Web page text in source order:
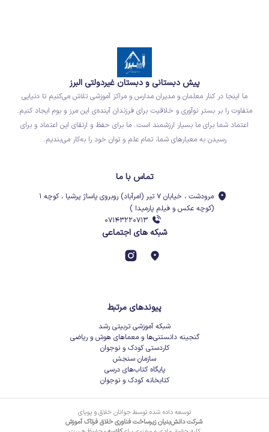
پیش دبستانی و دبستان غیردولتی البرز
ما اینجا در کنار معلمان و مدیران مدارس و مراکز آموزشی تلاش می‌کنیم تا دنیایی
متفاوت را بر بستر نوآوری و خلاقیت برای فرزندان آینده‌ی این مرز و بوم ایجاد کنیم.
اعتماد شما برای ما بسیار ارزشمند است. ما برای حفظ و ارتقای این اعتماد و برای
رسیدن به معیارهای شما، تمام علم و توان خود را به‌کار می‌بندیم.
تماس با ما
مرودشت ، خیابان ۷ تیر (امرآباد) روبروی پاساژ پرشیا ، کوچه ۱
(کوچه عکس و فیلم پارمیدا )
۰۷۱۴۳۲۲۰۷۱۳
شبکه های اجتماعی
پیوندهای مرتبط
شبکه آموزشی تربیتی رشد
گنجینه دانستنی‌ها و معماهای هوش و ریاضی
کاردستی کودک و نوجوان
سازمان سنجش
پایگاه کتاب‌های درسی
کتابخانه کودک و نوجوان
توسعه داده شده توسط جوانان خلاق و پویای
شرکت دانش‌بنیان زیرساخت فناوری خلاق فرتاک آموزش